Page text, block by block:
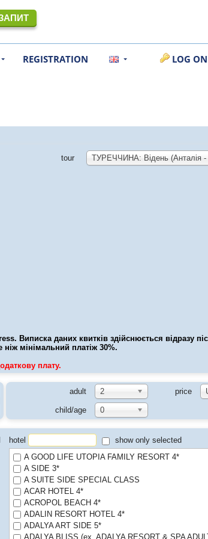
REGISTRATION LOG ON
tour ТУРЕЧЧИНА: Відень (Анталія -
Виписка даних квитків здійснюється відразу
мінімальний платіж 30%.
плату.
adult 2 price
child/age 0
hotel show only selected
A GOOD LIFE UTOPIA FAMILY RESORT 4*
A SIDE 3*
A SUITE SIDE SPECIAL CLASS
ACAR HOTEL 4*
ACROPOL BEACH 4*
ADALIN RESORT HOTEL 4*
ADALYA ART SIDE 5*
ADALYA BLISS (ex. ADALYA RESORT & SPA